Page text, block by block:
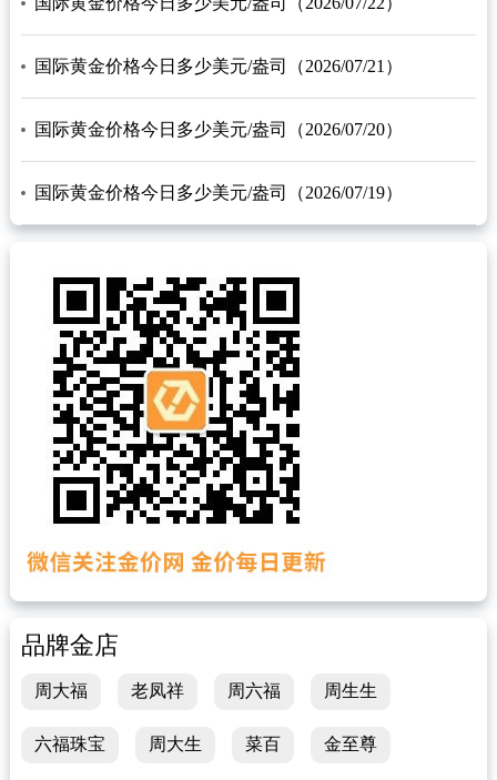
国际黄金价格今日多少美元/盎司（2026/07/21）
国际黄金价格今日多少美元/盎司（2026/07/20）
国际黄金价格今日多少美元/盎司（2026/07/19）
品牌金店
周大福 老凤祥 周六福 周生生
六福珠宝 周大生 菜百 金至尊